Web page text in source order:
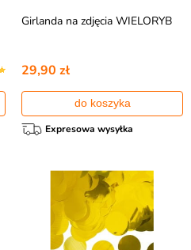
Girlanda na zdjęcia WIELORYB
29,90 zł
do koszyka
Expresowa wysyłka